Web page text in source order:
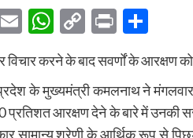
EmailWhatsApp
Copy
Link
Print
करने के बाद सवर्णों के आरक्षण
के मुख्यमंत्री कमलनाथ ने
प्रतिशत आरक्षण देने के बारे में
सामान्य श्रेणी के आर्थिक रूप से